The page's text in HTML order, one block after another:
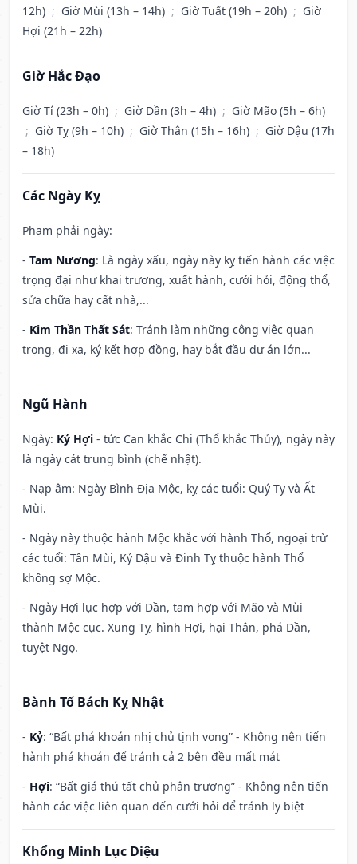
12h) ; Giờ Mùi (13h – 14h) ; Giờ Tuất (19h – 20h) ; Giờ
Hợi (21h – 22h)
Giờ Hắc Đạo
Giờ Tí (23h – 0h) ; Giờ Dần (3h – 4h) ; Giờ Mão (5h – 6h)
; Giờ Tỵ (9h – 10h) ; Giờ Thân (15h – 16h) ; Giờ Dậu (17h
– 18h)
Các Ngày Kỵ
Phạm phải ngày:
- Tam Nương: Là ngày xấu, ngày này kỵ tiến hành các việc
trọng đại như khai trương, xuất hành, cưới hỏi, động thổ,
sửa chữa hay cất nhà,...
- Kim Thần Thất Sát: Tránh làm những công việc quan
trọng, đi xa, ký kết hợp đồng, hay bắt đầu dự án lớn...
Ngũ Hành
Ngày: Kỷ Hợi - tức Can khắc Chi (Thổ khắc Thủy), ngày này
là ngày cát trung bình (chế nhật).
- Nạp âm: Ngày Bình Địa Mộc, kỵ các tuổi: Quý Tỵ và Ất
Mùi.
- Ngày này thuộc hành Mộc khắc với hành Thổ, ngoại trừ
các tuổi: Tân Mùi, Kỷ Dậu và Đinh Tỵ thuộc hành Thổ
không sợ Mộc.
- Ngày Hợi lục hợp với Dần, tam hợp với Mão và Mùi
thành Mộc cục. Xung Tỵ, hình Hợi, hại Thân, phá Dần,
tuyệt Ngọ.
Bành Tổ Bách Kỵ Nhật
- Kỷ: “Bất phá khoán nhị chủ tịnh vong” - Không nên tiến
hành phá khoán để tránh cả 2 bên đều mất mát
- Hợi: “Bất giá thú tất chủ phân trương” - Không nên tiến
hành các việc liên quan đến cưới hỏi để tránh ly biệt
Khổng Minh Lục Diệu